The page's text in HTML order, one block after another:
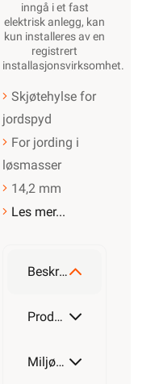
inngå i et fast
elektrisk anlegg, kan
kun installeres av en
registrert
installasjonsvirksomhet.
Skjøtehylse for
jordspyd
For jording i
løsmasser
14,2 mm
Les mer...
Beskrivelse
Produktdetaljer
Miljøparametere